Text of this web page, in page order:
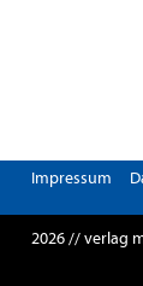
Impressum
2026 // verlag